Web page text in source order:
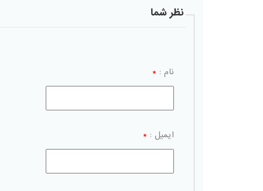
نظر شما
نام : *
ایمیل : *